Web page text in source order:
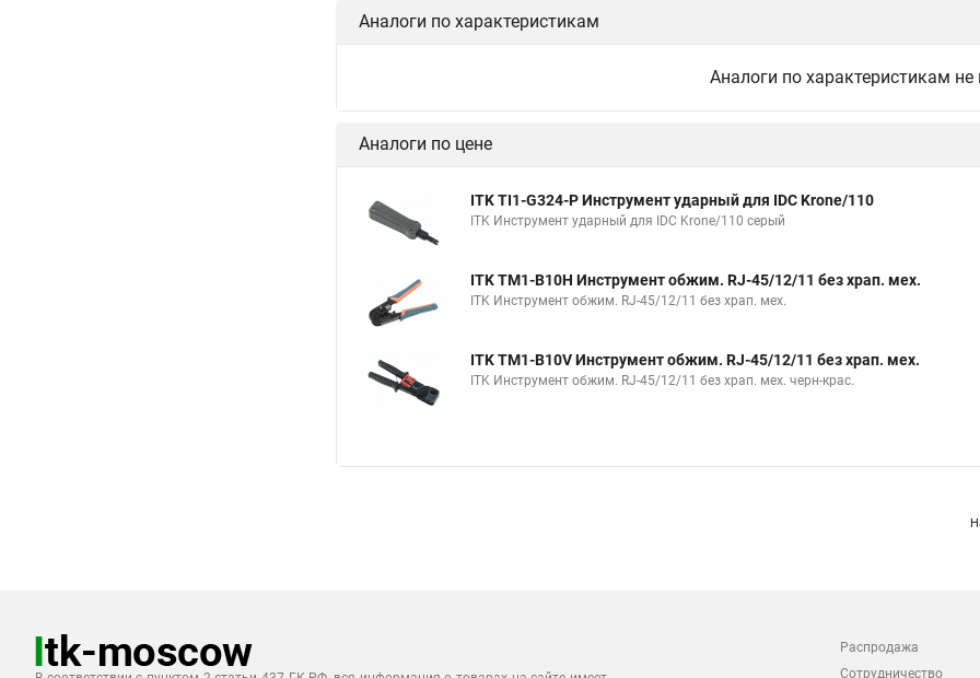
Аналоги по характеристикам
Аналоги по характеристикам
Аналоги по цене
ITK TI1-G324-P Инструмент ударный для IDC Krone/110
ITK Инструмент ударный для IDC Krone/110 серый
ITK TM1-B10H Инструмент обжим. RJ-45/12/11 без храп. мех.
ITK Инструмент обжим. RJ-45/12/11 без храп. мех.
ITK TM1-B10V Инструмент обжим. RJ-45/12/11 без храп. мех.
ITK Инструмент обжим. RJ-45/12/11 без храп. мех. черн-крас.
Распродажа
Сотрудничество